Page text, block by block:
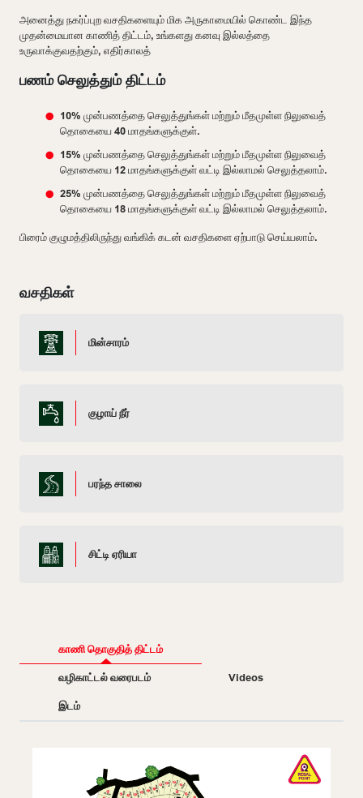
அனைத்து நகர்ப்புற வசதிகளையும் மிக அருகாமையில் கொண்ட இந்த
முதன்மையான காணித் திட்டம், உங்களது கனவு இல்லத்தை
உருவாக்குவதற்கும், எதிர்காலத்
பணம் செலுத்தும் திட்டம்
10% முன்பணத்தை செலுத்துங்கள் மற்றும் மீதமுள்ள நிலுவைத்
தொகையை 40 மாதங்களுக்குள்.
15% முன்பணத்தை செலுத்துங்கள் மற்றும் மீதமுள்ள நிலுவைத்
தொகையை 12 மாதங்களுக்குள் வட்டி இல்லாமல் செலுத்தலாம்.
25% முன்பணத்தை செலுத்துங்கள் மற்றும் மீதமுள்ள நிலுவைத்
தொகையை 18 மாதங்களுக்குள் வட்டி இல்லாமல் செலுத்தலாம்.
பிரைம் குழுமத்திலிருந்து வங்கிக் கடன் வசதிகளை ஏற்பாடு செய்யலாம்.
வசதிகள்
மின்சாரம்
குழாய் நீர்
பரந்த சாலை
சிட்டி ஏரியா
காணி தொகுதித் திட்டம்
வழிகாட்டல் வரைபடம்
Videos
இடம்